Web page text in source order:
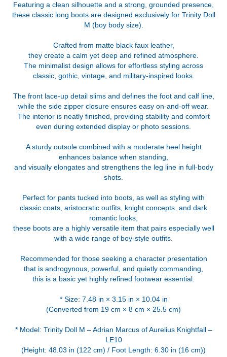
Featuring a clean silhouette and a strong, grounded presence,
these classic long boots are designed exclusively for Trinity Doll
M (boy body size).
Crafted from matte black faux leather,
they create a calm yet deep and refined atmosphere.
The minimalist design allows for effortless styling across
classic, gothic, vintage, and military-inspired looks.
The front lace-up detail slims and defines the foot and calf line,
while the side zipper closure ensures easy on-and-off wear.
The interior is neatly finished, providing stability and comfort
even during extended display or photo sessions.
A sturdy outsole combined with a moderate heel height
enhances balance when standing,
and visually elongates and strengthens the leg line in full-body
shots.
Perfect for pants tucked into boots, as well as styling with
classic coats, aristocratic outfits, knight concepts, and dark
romantic looks,
these boots are a highly versatile item that pairs especially well
with a wide range of boy-style outfits.
Recommended for those seeking a character presentation
that is androgynous, powerful, and quietly commanding,
this is a basic yet highly refined footwear essential.
* Size: 7.48 in × 3.15 in × 10.04 in
(Converted from 19 cm × 8 cm × 25.5 cm)
* Model: Trinity Doll M – Adrian Marcus of Aurelius Knightfall –
LE10
(Height: 48.03 in (122 cm) / Foot Length: 6.30 in (16 cm))